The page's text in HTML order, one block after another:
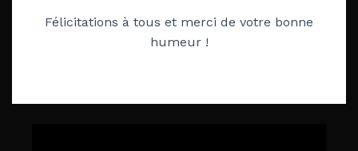
Félicitations à tous et merci de votre bonne
humeur !